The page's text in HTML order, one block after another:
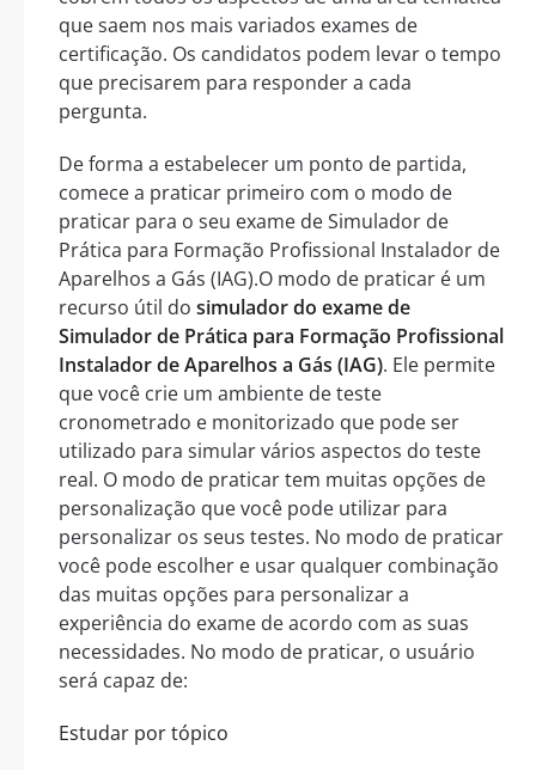
que saem nos mais variados exames de
certificação. Os candidatos podem levar o tempo
que precisarem para responder a cada
pergunta.
De forma a estabelecer um ponto de partida,
comece a praticar primeiro com o modo de
praticar para o seu exame de Simulador de
Prática para Formação Profissional Instalador de
Aparelhos a Gás (IAG).O modo de praticar é um
recurso útil do simulador do exame de
Simulador de Prática para Formação Profissional
Instalador de Aparelhos a Gás (IAG). Ele permite
que você crie um ambiente de teste
cronometrado e monitorizado que pode ser
utilizado para simular vários aspectos do teste
real. O modo de praticar tem muitas opções de
personalização que você pode utilizar para
personalizar os seus testes. No modo de praticar
você pode escolher e usar qualquer combinação
das muitas opções para personalizar a
experiência do exame de acordo com as suas
necessidades. No modo de praticar, o usuário
será capaz de:
Estudar por tópico